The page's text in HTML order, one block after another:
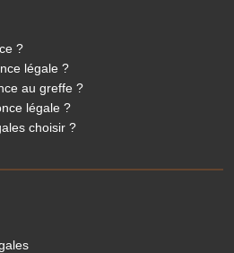
?
légale ?
au greffe ?
légale ?
choisir ?